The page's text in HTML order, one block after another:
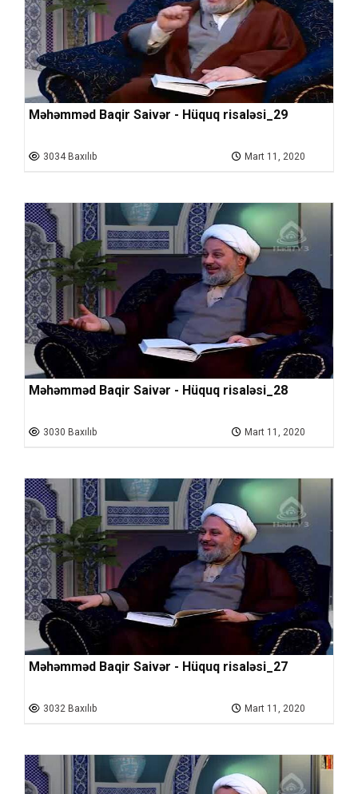
Məhəmməd Baqir Saivər - Hüquq risaləsi_29
3034 Baxılıb Mart 11, 2020
Məhəmməd Baqir Saivər - Hüquq risaləsi_28
3030 Baxılıb Mart 11, 2020
Məhəmməd Baqir Saivər - Hüquq risaləsi_27
3032 Baxılıb Mart 11, 2020